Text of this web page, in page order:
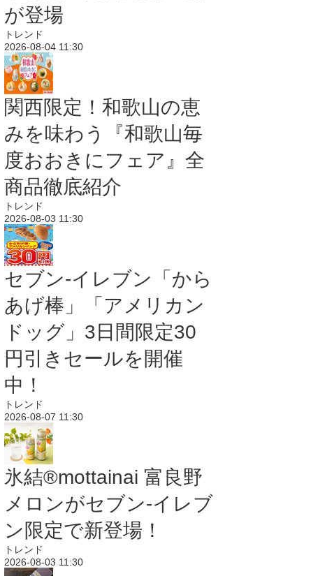
が登場
トレンド
2026-08-04 11:30
関西限定！和歌山の恵
みを味わう『和歌山毎
度おおきにフェア』全
商品徹底紹介
トレンド
2026-08-03 11:30
セブン‐イレブン「から
あげ棒」「アメリカン
ドッグ」3日間限定30
円引きセールを開催
中！
トレンド
2026-08-07 11:30
氷結®mottainai 富良野
メロンがセブン‐イレブ
ン限定で新登場！
トレンド
2026-08-03 11:30